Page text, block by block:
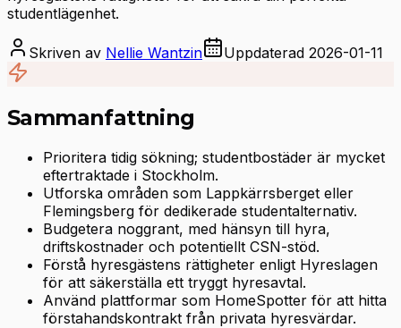
studentlägenhet.
Skriven av Nellie Wantzin Uppdaterad 2026-01-11
Sammanfattning
Prioritera tidig sökning; studentbostäder är mycket
eftertraktade i Stockholm.
Utforska områden som Lappkärrsberget eller
Flemingsberg för dedikerade studentalternativ.
Budgetera noggrant, med hänsyn till hyra,
driftskostnader och potentiellt CSN-stöd.
Förstå hyresgästens rättigheter enligt Hyreslagen
för att säkerställa ett tryggt hyresavtal.
Använd plattformar som HomeSpotter för att hitta
förstahandskontrakt från privata hyresvärdar.